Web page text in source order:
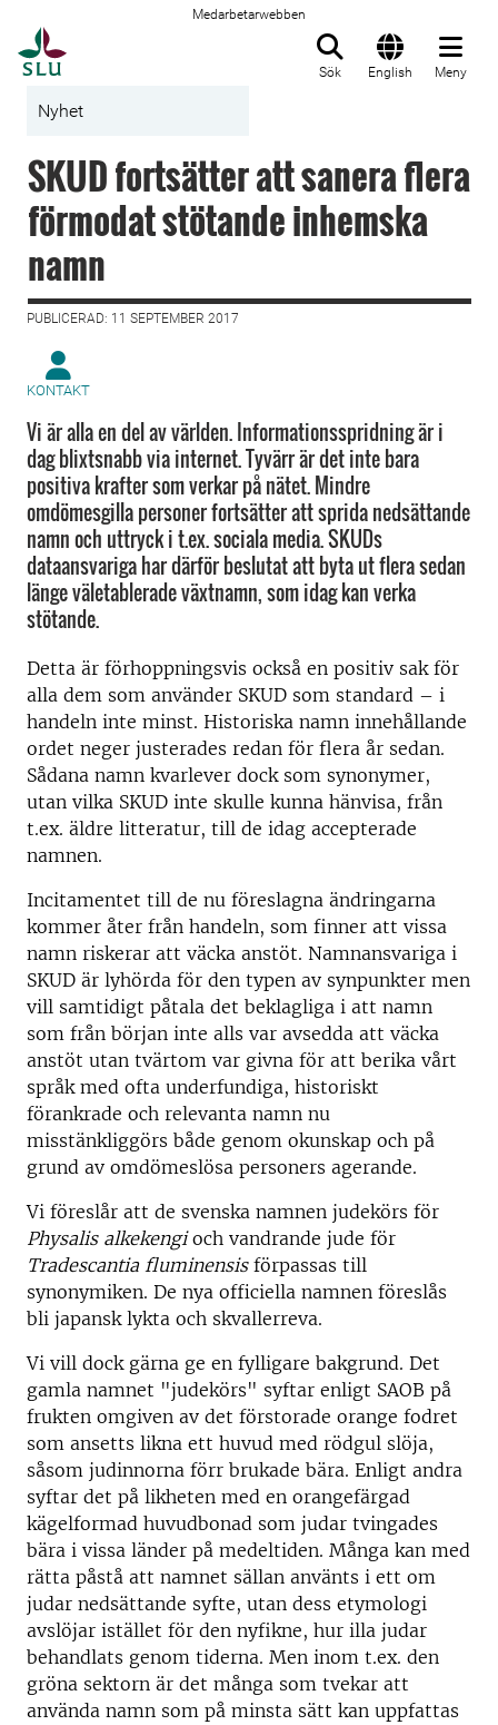
Medarbetarwebben
Sök English Meny
Nyhet
SKUD fortsätter att sanera flera
förmodat stötande inhemska
namn
PUBLICERAD: 11 SEPTEMBER 2017
KONTAKT
Vi är alla en del av världen. Informationsspridning är i
dag blixtsnabb via internet. Tyvärr är det inte bara
positiva krafter som verkar på nätet. Mindre
omdömesgilla personer fortsätter att sprida nedsättande
namn och uttryck i t.ex. sociala media. SKUDs
dataansvariga har därför beslutat att byta ut flera sedan
länge väletablerade växtnamn, som idag kan verka
stötande.
Detta är förhoppningsvis också en positiv sak för
alla dem som använder SKUD som standard – i
handeln inte minst. Historiska namn innehållande
ordet neger justerades redan för flera år sedan.
Sådana namn kvarlever dock som synonymer,
utan vilka SKUD inte skulle kunna hänvisa, från
t.ex. äldre litteratur, till de idag accepterade
namnen.
Incitamentet till de nu föreslagna ändringarna
kommer åter från handeln, som finner att vissa
namn riskerar att väcka anstöt. Namnansvariga i
SKUD är lyhörda för den typen av synpunkter men
vill samtidigt påtala det beklagliga i att namn
som från början inte alls var avsedda att väcka
anstöt utan tvärtom var givna för att berika vårt
språk med ofta underfundiga, historiskt
förankrade och relevanta namn nu
misstänkliggörs både genom okunskap och på
grund av omdömeslösa personers agerande.
Vi föreslår att de svenska namnen judekörs för
Physalis alkekengioch vandrande jude för
Tradescantia fluminensisförpassas till
synonymiken. De nya officiella namnen föreslås
bli japansk lykta och skvallerreva.
Vi vill dock gärna ge en fylligare bakgrund. Det
gamla namnet "judekörs" syftar enligt SAOB på
frukten omgiven av det förstorade orange fodret
som ansetts likna ett huvud med rödgul slöja,
såsom judinnorna förr brukade bära. Enligt andra
syftar det på likheten med en orangefärgad
kägelformad huvudbonad som judar tvingades
bära i vissa länder på medeltiden. Många kan med
rätta påstå att namnet sällan använts i ett om
judar nedsättande syfte, utan dess etymologi
avslöjar istället för den nyfikne, hur illa judar
behandlats genom tiderna. Men inom t.ex. den
gröna sektorn är det många som tvekar att
använda namn som på minsta sätt kan uppfattas